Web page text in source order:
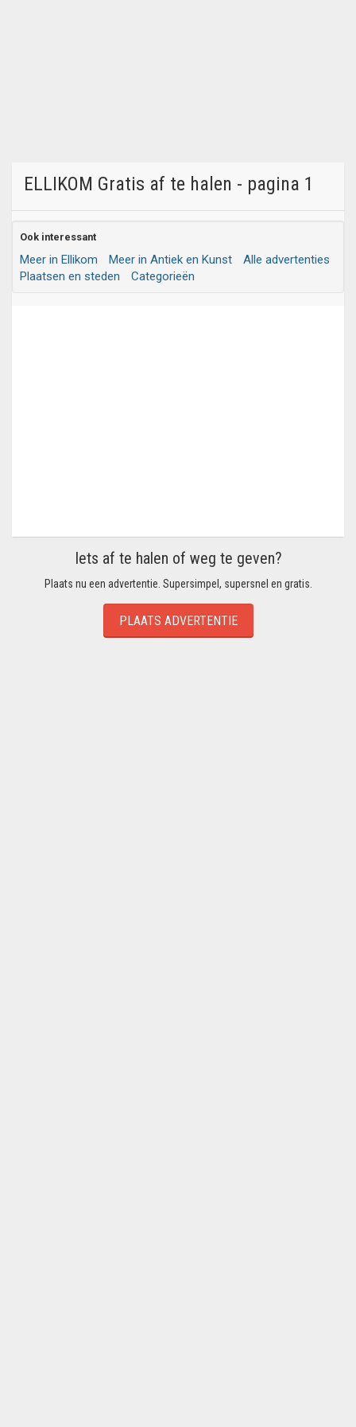
ELLIKOM Gratis af te halen - pagina 1
Ook interessant
Meer in Ellikom Meer in Antiek en Kunst
Alle advertenties
Plaatsen en steden
Categorieën
Iets af te halen of weg te geven?
Plaats nu een advertentie. Supersimpel, supersnel en gratis.
PLAATS ADVERTENTIE